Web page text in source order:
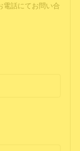
電話にてお問い合